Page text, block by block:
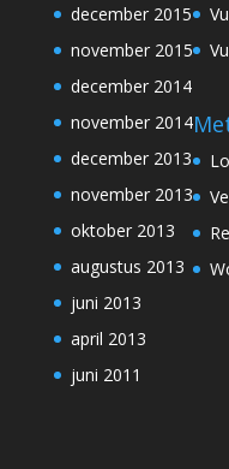
december 2015
november 2015
december 2014
november 2014
december 2013
november 2013
oktober 2013
augustus 2013
juni 2013
april 2013
juni 2011